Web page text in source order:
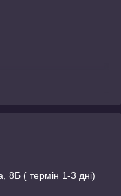
8Б ( термін 1-3 дні)